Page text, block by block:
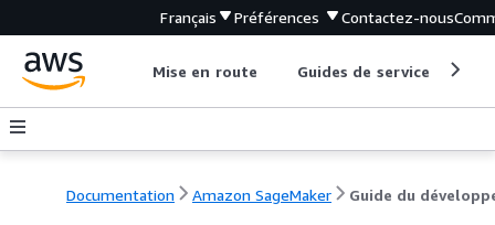
Français Préférences Contactez-nous
Mise en route Guides de service
Documentation Amazon SageMaker Guide du